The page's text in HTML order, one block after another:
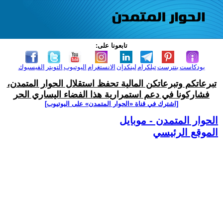
تابعونا على:
الفيسبوك التويتر اليوتيوب الانستغرام لينكدإن تيلكرامبنترست بودكاست
تبرعاتكم وتبرعاتكن المالية تحفظ استقلال الحوار المتمدن،
فشاركونا في دعم استمرارية هذا الفضاء اليساري الحر
[اشترك في قناة ‫«الحوار المتمدن» على اليوتيوب]
الحوار المتمدن - موبايل
الموقع الرئيسي